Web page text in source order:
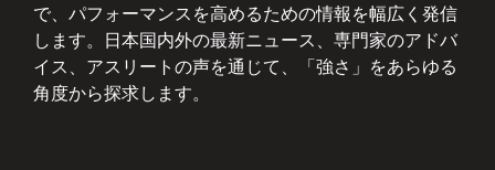
で、パフォーマンスを高めるための情報を幅広く発信
します。日本国内外の最新ニュース、専門家のアドバ
イス、アスリートの声を通じて、「強さ」をあらゆる
角度から探求します。